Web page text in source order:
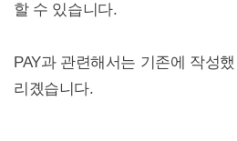
할 수 있습니다.
PAY과 관련해서는 기존에 작성
리곘습니다.